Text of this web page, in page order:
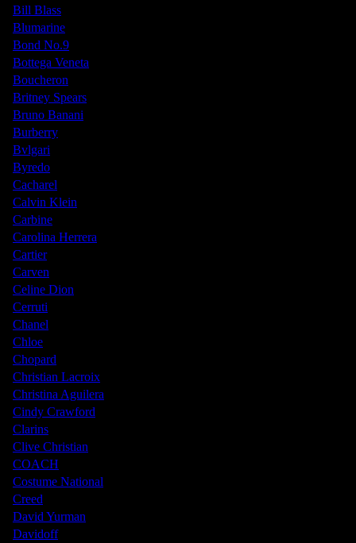
Bill Blass
Blumarine
Bond No.9
Bottega Veneta
Boucheron
Britney Spears
Bruno Banani
Burberry
Bvlgari
Byredo
Cacharel
Calvin Klein
Carbine
Carolina Herrera
Cartier
Carven
Celine Dion
Cerruti
Chanel
Chloe
Chopard
Christian Lacroix
Christina Aguilera
Cindy Crawford
Clarins
Clive Christian
COACH
Costume National
Creed
David Yurman
Davidoff